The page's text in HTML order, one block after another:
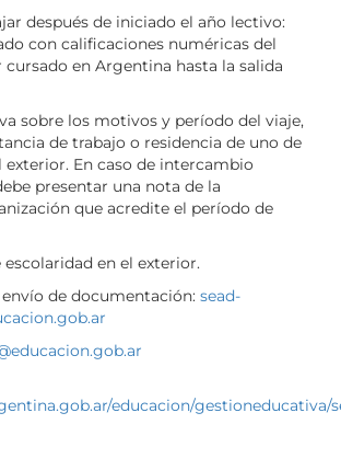
después de iniciado el año lectivo:
con calificaciones numéricas del
cursado en Argentina hasta la salida
sobre los motivos y período del viaje,
de trabajo o residencia de uno de
exterior. En caso de intercambio
presentar una nota de la
que acredite el período de
en el exterior.
de documentación: sead-
educacion/gestioneducativa/